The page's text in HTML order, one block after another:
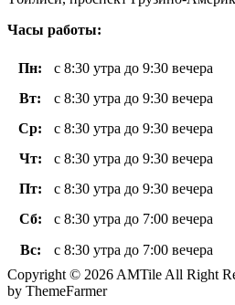
Часы работы:
Пн:
с 8:30 утра до 9:30 вечера
Вт:
с 8:30 утра до 9:30 вечера
Ср:
с 8:30 утра до 9:30 вечера
Чт:
с 8:30 утра до 9:30 вечера
Пт:
с 8:30 утра до 9:30 вечера
Сб:
с 8:30 утра до 7:00 вечера
Вс:
с 8:30 утра до 7:00 вечера
Copyright © 2026 AMTile All Right
by ThemeFarmer